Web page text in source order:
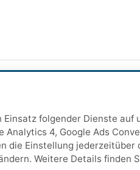
folgender Dienste auf
Analytics 4, Google Ads
die Einstellung jederzeitüber
Weitere Details finden